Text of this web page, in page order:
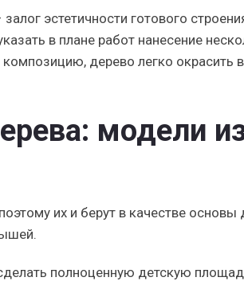
эстетичности готового
в плане работ нанесение
дерево легко окрасить в
модели
их и берут в качестве основы
полноценную детскую